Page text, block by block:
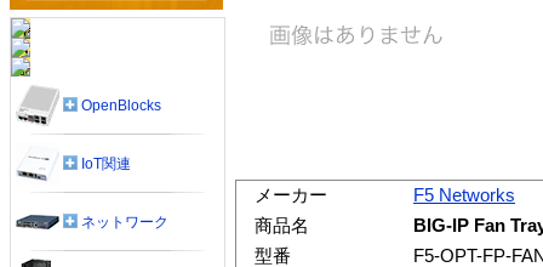
メーカー
F5 Networks
商品名
BIG-IP Fan
型番
F5-OPT-FP-
OpenBlocks
IoT関連
ネットワーク